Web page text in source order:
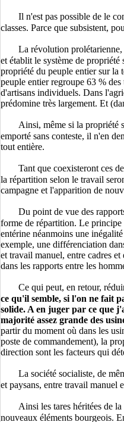
Il n'est pas possible de le
classes. Parce que subsistent,
La révolution prolétarienne,
et établit le système de
propriété du peuple entier sur la
peuple entier regroupe 63 %
d'artisans individuels. Dans
prédomine très largement. Et
Ainsi, même si la propriété
emporté sans conteste, il n'en
tout entière.
Tant que coexisteront ces
la répartition selon le travail
campagne et l'apparition de
Du point de vue des
forme de répartition. Le
entérine néanmoins une
exemple, une différenciation
et travail manuel, entre cadres
dans les rapports entre les
Ce qui peut, en retour,
ce qu'il semble, si l'on ne fait
solide. A en juger par ce que
majorité assez grande des
partir du moment où dans les
poste de commandement), la
direction sont les facteurs qui
La société socialiste, de
et paysans, entre travail manuel
Ainsi les tares héritées de
nouveaux éléments bourgeois.